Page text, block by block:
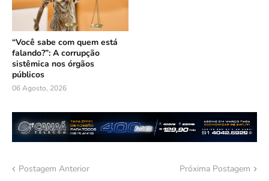
“Você sabe com quem está
falando?”: A corrupção
sistêmica nos órgãos
públicos
06 Agosto, 2026
Postagem Anterior Próxima Postagem